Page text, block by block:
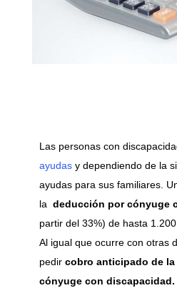
Las personas con
ayudasy dependiendo de la
ayudas para sus familiares.
la deducción por cónyuge
partir del 33%) de hasta
Al igual que ocurre con otras
pedir cobro anticipado de
cónyuge con discapacidad.